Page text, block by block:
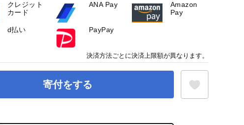
寄付をする
クレジット
カード
ANA Pay
Amazon
Pay
d払い PayPay
決済方法ごとに決済上限額が異なります。